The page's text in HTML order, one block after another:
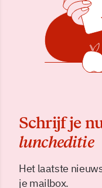
Schrijf je
luncheditie
Het laatste
je mailbox.